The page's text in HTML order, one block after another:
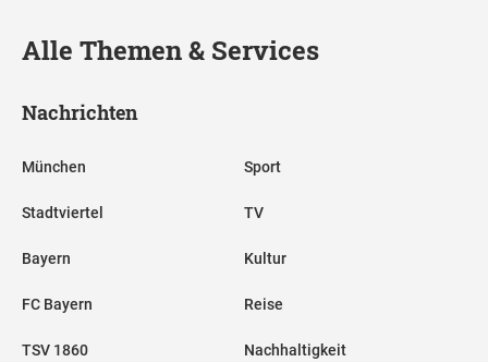
Alle Themen & Services
Nachrichten
München
Stadtviertel
Bayern
FC Bayern
TSV 1860
Sport
TV
Kultur
Reise
Nachhaltigkeit